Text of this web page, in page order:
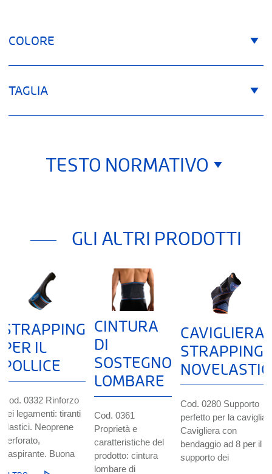
COLORE
TAGLIA
TESTO NORMATIVO
Perret
France
documento è marcato CE secondo il Regolamento Europeo
2017/745 sui dispositivi medici. Si prega di leggere
attentamente le istruzioni per l'uso del prodotto.
GLI ALTRI PRODOTTI
STRAPPING
PER IL
POLLICE
Cod. 0332 Rinforzo
dei legamenti: tiranti
elastici. Neoprene
perforato,
traspirante. Buona
CINTURA
DI
SOSTEGNO
LOMBARE
Cod. 0361
Proprietà e
caratteristiche del
prodotto: cintura
lombare di
CAVIGLIERA
STRAPPING
NOVELASTIC
Cod. 0280 Supporto
perfetto per la caviglia:
Cavigliera con
bendaggio ad 8 per il
supporto dei